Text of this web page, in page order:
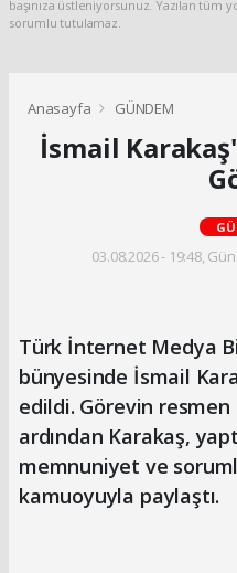
başınıza üstleniyorsunuz. Yazılan
sorumlu tutulamaz.
Anasayfa GÜNDEM
İsmail
03.08.2026 - 19:48,
Türk İnternet Medya
bünyesinde İsmail
edildi. Görevin
ardından Karakaş,
memnuniyet ve
kamuoyuyla paylaştı.